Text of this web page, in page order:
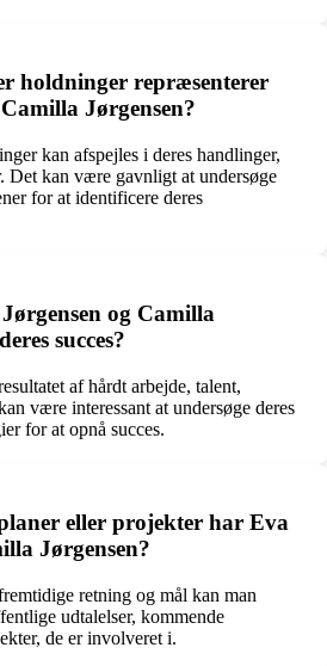
holdninger repræsenterer
Jørgensen?
kan afspejles i deres handlinger,
Det kan være gavnligt at undersøge
for at identificere deres
og Camilla
succes?
af hårdt arbejde, talent,
være interessant at undersøge deres
for at opnå succes.
eller projekter har Eva
Jørgensen?
retning og mål kan man
udtalelser, kommende
de er involveret i.